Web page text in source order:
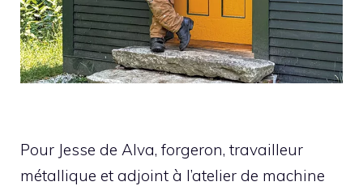
Pour Jesse de Alva, forgeron, travailleur
métallique et adjoint à l’atelier de machine